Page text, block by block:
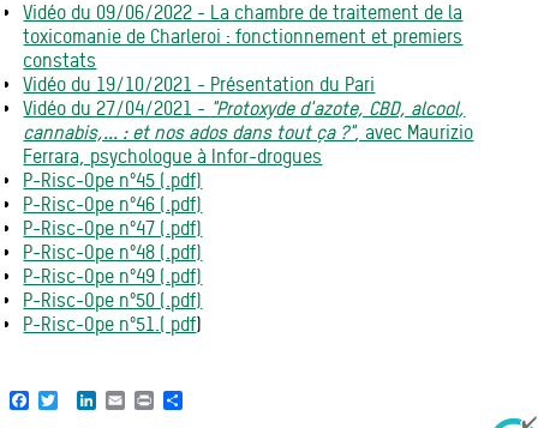
Vidéo du 09/06/2022 - La chambre de traitement de la
toxicomanie de Charleroi : fonctionnement et premiers
constats
Vidéo du 19/10/2021 - Présentation du Pari
Vidéo du 27/04/2021 - "Protoxyde d'azote, CBD, alcool,
cannabis,... : et nos ados dans tout ça ?", avec Maurizio
Ferrara, psychologue à Infor-drogues
P-Risc-Ope n°45 (.pdf)
P-Risc-Ope n°46 (.pdf)
P-Risc-Ope n°47 (.pdf)
P-Risc-Ope n°48 (.pdf)
P-Risc-Ope n°49 (.pdf)
P-Risc-Ope n°50 (.pdf)
P-Risc-Ope n°51.( pdf)
Facebook
TwitterLinkedIn
EmailPrint